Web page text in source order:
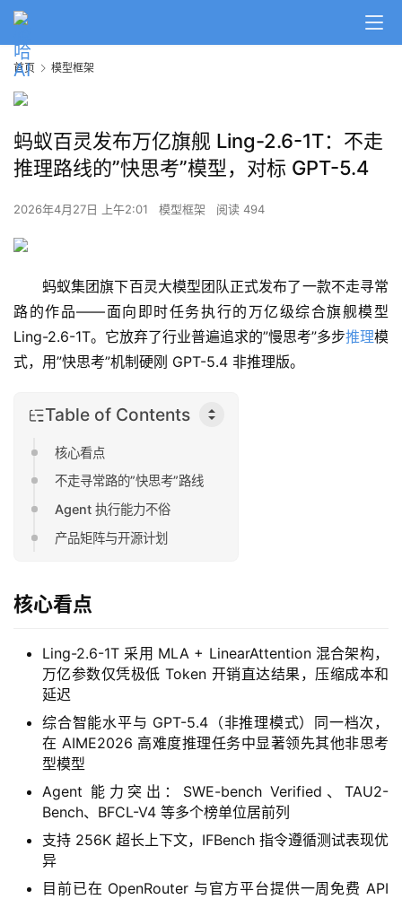
首页 模型框架
蚂蚁百灵发布万亿旗舰 Ling-2.6-1T：不走
推理路线的”快思考”模型，对标 GPT-5.4
2026年4月27日 上午2:01 模型框架 阅读 494
蚂蚁集团旗下百灵大模型团队正式发布了一款不走寻常
路的作品——面向即时任务执行的万亿级综合旗舰模型
Ling-2.6-1T。它放弃了行业普遍追求的”慢思考”多步推理模
式，用”快思考”机制硬刚 GPT-5.4 非推理版。
Table of Contents
核心看点
不走寻常路的”快思考”路线
Agent 执行能力不俗
产品矩阵与开源计划
核心看点
Ling-2.6-1T 采用 MLA + LinearAttention 混合架构，
万亿参数仅凭极低 Token 开销直达结果，压缩成本和
延迟
综合智能水平与 GPT-5.4（非推理模式）同一档次，
在 AIME2026 高难度推理任务中显著领先其他非思考
型模型
Agent 能力突出：SWE-bench Verified、TAU2-
Bench、BFCL-V4 等多个榜单位居前列
支持 256K 超长上下文，IFBench 指令遵循测试表现优
异
目前已在 OpenRouter 与官方平台提供一周免费 API